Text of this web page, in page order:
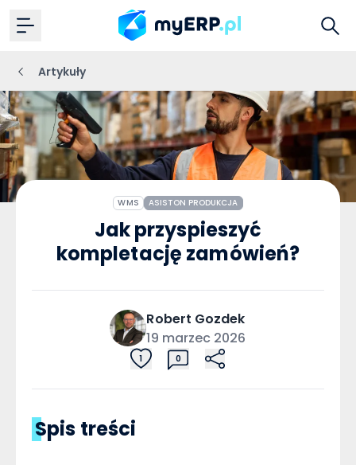
Artykuły
WMS ASISTON PRODUKCJA
Jak przyspieszyć
kompletację zamówień?
Robert Gozdek
19 marzec 2026
1 0
Spis treści